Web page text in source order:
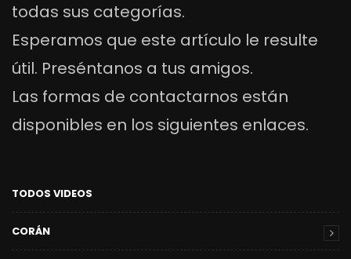
todas sus categorías.
Esperamos que este artículo le resulte
útil. Preséntanos a tus amigos.
Las formas de contactarnos están
disponibles en los siguientes enlaces.
TODOS VIDEOS
CORÁN